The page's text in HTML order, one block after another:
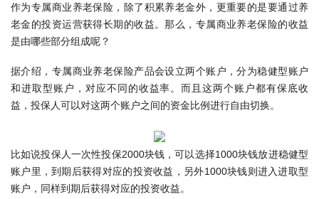
作为专属商业养老保险，除了积累养老金外，更重要的是要通过养
老金的投资运营获得长期的收益。那么，专属商业养老保险的收益
是由哪些部分组成呢？
据介绍，专属商业养老保险产品会设立两个账户，分为稳健型账户
和进取型账户，对应不同的收益率。而且这两个账户都有保底收
益，投保人可以对这两个账户之间的资金比例进行自由切换。
比如说投保人一次性投保2000块钱，可以选择1000块钱放进稳健型
账户里，到期后获得对应的投资收益，另外1000块钱则进入进取型
账户，同样到期后获得对应的投资收益。